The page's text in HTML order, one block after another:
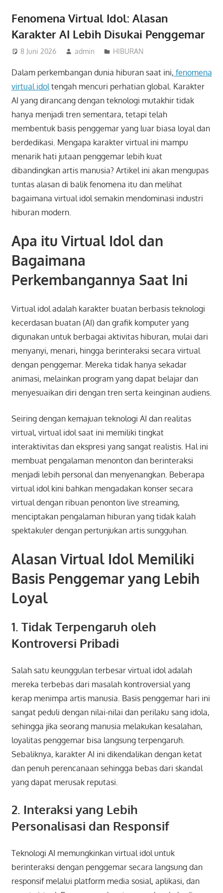
Fenomena Virtual Idol: Alasan
Karakter AI Lebih Disukai Penggemar
8 Juni 2026 admin HIBURAN
Dalam perkembangan dunia hiburan saat ini, fenomena
virtual idol tengah mencuri perhatian global. Karakter
AI yang dirancang dengan teknologi mutakhir tidak
hanya menjadi tren sementara, tetapi telah
membentuk basis penggemar yang luar biasa loyal dan
berdedikasi. Mengapa karakter virtual ini mampu
menarik hati jutaan penggemar lebih kuat
dibandingkan artis manusia? Artikel ini akan mengupas
tuntas alasan di balik fenomena itu dan melihat
bagaimana virtual idol semakin mendominasi industri
hiburan modern.
Apa itu Virtual Idol dan
Bagaimana
Perkembangannya Saat Ini
Virtual idol adalah karakter buatan berbasis teknologi
kecerdasan buatan (AI) dan grafik komputer yang
digunakan untuk berbagai aktivitas hiburan, mulai dari
menyanyi, menari, hingga berinteraksi secara virtual
dengan penggemar. Mereka tidak hanya sekadar
animasi, melainkan program yang dapat belajar dan
menyesuaikan diri dengan tren serta keinginan audiens.
Seiring dengan kemajuan teknologi AI dan realitas
virtual, virtual idol saat ini memiliki tingkat
interaktivitas dan ekspresi yang sangat realistis. Hal ini
membuat pengalaman menonton dan berinteraksi
menjadi lebih personal dan menyenangkan. Beberapa
virtual idol kini bahkan mengadakan konser secara
virtual dengan ribuan penonton live streaming,
menciptakan pengalaman hiburan yang tidak kalah
spektakuler dengan pertunjukan artis sungguhan.
Alasan Virtual Idol Memiliki
Basis Penggemar yang Lebih
Loyal
1. Tidak Terpengaruh oleh
Kontroversi Pribadi
Salah satu keunggulan terbesar virtual idol adalah
mereka terbebas dari masalah kontroversial yang
kerap menimpa artis manusia. Basis penggemar hari ini
sangat peduli dengan nilai-nilai dan perilaku sang idola,
sehingga jika seorang manusia melakukan kesalahan,
loyalitas penggemar bisa langsung terpengaruh.
Sebaliknya, karakter AI ini dikendalikan dengan ketat
dan penuh perencanaan sehingga bebas dari skandal
yang dapat merusak reputasi.
2. Interaksi yang Lebih
Personalisasi dan Responsif
Teknologi AI memungkinkan virtual idol untuk
berinteraksi dengan penggemar secara langsung dan
responsif melalui platform media sosial, aplikasi, dan